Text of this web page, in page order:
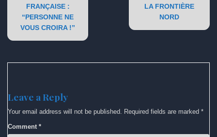
FRANÇAISE :
“PERSONNE NE
VOUS CROIRA !”
LA FRONTIÈRE
NORD
Leave a Reply
Your email address will not be published. Required fields are marked *
Comment *